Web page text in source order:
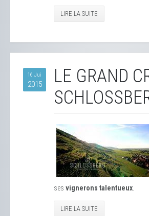
LIRE LA SUITE
16 Jui
2015
LE GRAND
ses vignerons talentueux
LIRE LA SUITE